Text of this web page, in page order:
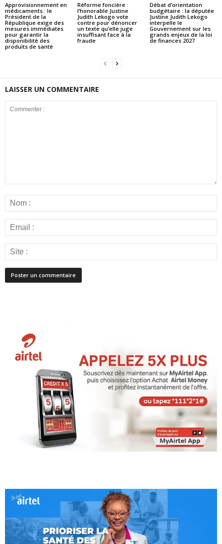
Approvisionnement en
médicaments : le
Président de la
République exige des
mesures immédiates
pour garantir la
disponibilité des
produits de santé
Réforme foncière :
l’honorable Justine
Judith Lekogo vote
contre pour dénoncer
un texte qu’elle juge
insuffisant face à la
fraude
Débat d’orientation
budgétaire : la députée
Justine Judith Lekogo
interpelle le
Gouvernement sur les
grands enjeux de la loi
de finances 2027
LAISSER UN COMMENTAIRE